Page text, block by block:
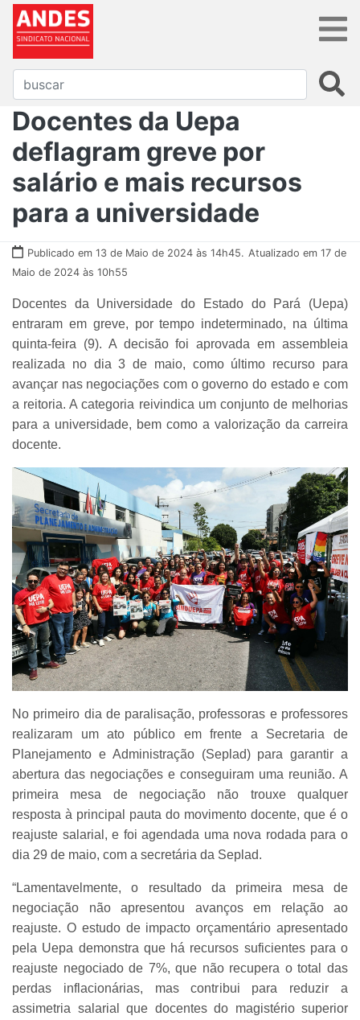
Docentes da Uepa
deflagram greve por
salário e mais recursos
para a universidade
Publicado em 13 de Maio de 2024 às 14h45. Atualizado em 17 de
Maio de 2024 às 10h55
Docentes da Universidade do Estado do Pará (Uepa)
entraram em greve, por tempo indeterminado, na última
quinta-feira (9). A decisão foi aprovada em assembleia
realizada no dia 3 de maio, como último recurso para
avançar nas negociações com o governo do estado e com
a reitoria. A categoria reivindica um conjunto de melhorias
para a universidade, bem como a valorização da carreira
docente.
No primeiro dia de paralisação, professoras e professores
realizaram um ato público em frente a Secretaria de
Planejamento e Administração (Seplad) para garantir a
abertura das negociações e conseguiram uma reunião. A
primeira mesa de negociação não trouxe qualquer
resposta à principal pauta do movimento docente, que é o
reajuste salarial, e foi agendada uma nova rodada para o
dia 29 de maio, com a secretária da Seplad.
“Lamentavelmente, o resultado da primeira mesa de
negociação não apresentou avanços em relação ao
reajuste. O estudo de impacto orçamentário apresentado
pela Uepa demonstra que há recursos suficientes para o
reajuste negociado de 7%, que não recupera o total das
perdas inflacionárias, mas contribui para reduzir a
assimetria salarial que docentes do magistério superior